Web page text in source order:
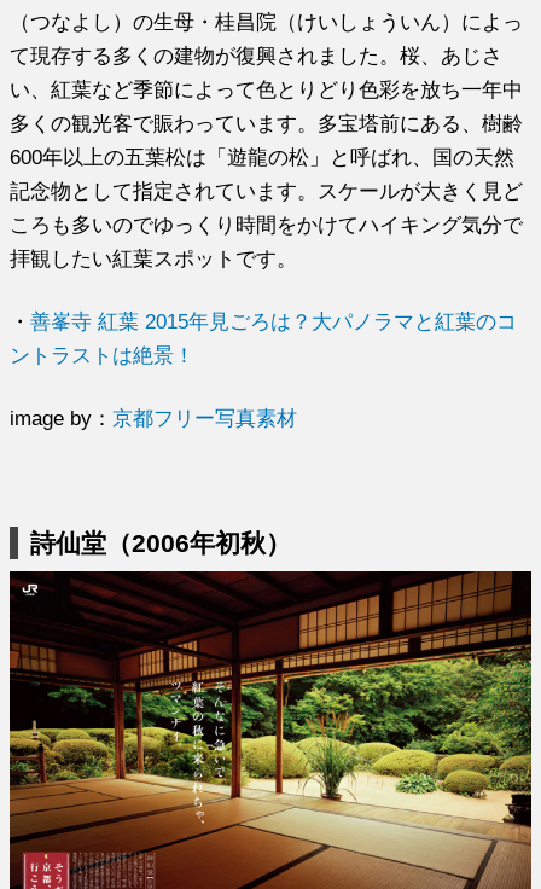
（つなよし）の生母・桂昌院（けいしょういん）によっ
て現存する多くの建物が復興されました。桜、あじさ
い、紅葉など季節によって色とりどり色彩を放ち一年中
多くの観光客で賑わっています。多宝塔前にある、樹齢
600年以上の五葉松は「遊龍の松」と呼ばれ、国の天然
記念物として指定されています。スケールが大きく見ど
ころも多いのでゆっくり時間をかけてハイキング気分で
拝観したい紅葉スポットです。
・善峯寺 紅葉 2015年見ごろは？大パノラマと紅葉のコ
ントラストは絶景！
image by：京都フリー写真素材
詩仙堂（2006年初秋）